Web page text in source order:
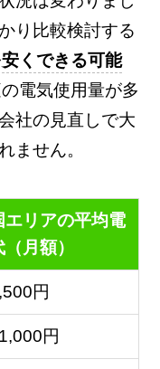
り比較検討する
くできる可能
電気使用量が多
社の見直しで大
ません。
エリアの平均電
月額）
円
円